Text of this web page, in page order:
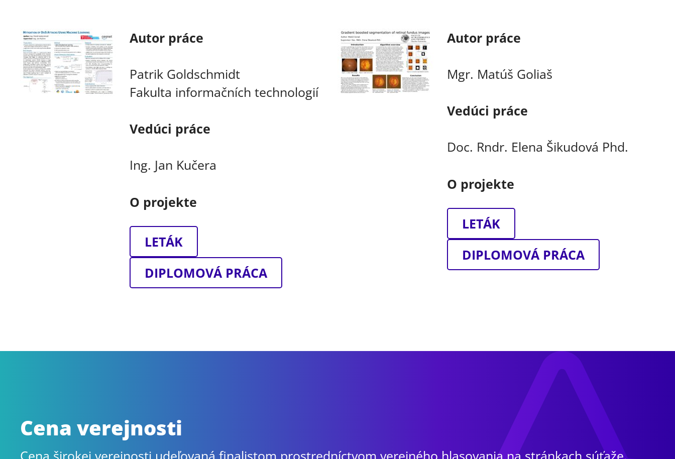
Autor práce
Patrik Goldschmidt
Fakulta informačních technologií
Vedúci práce
Ing. Jan Kučera
O projekte
LETÁK
DIPLOMOVÁ PRÁCA
Autor práce
Mgr. Matúš Goliaš
Vedúci práce
Doc. Rndr. Elena Šikudová Phd.
O projekte
LETÁK
DIPLOMOVÁ PRÁCA
Cena verejnosti
Cena širokej verejnosti udeľovaná finalistom prostredníctvom verejného hlasovania na stránkach súťaže.